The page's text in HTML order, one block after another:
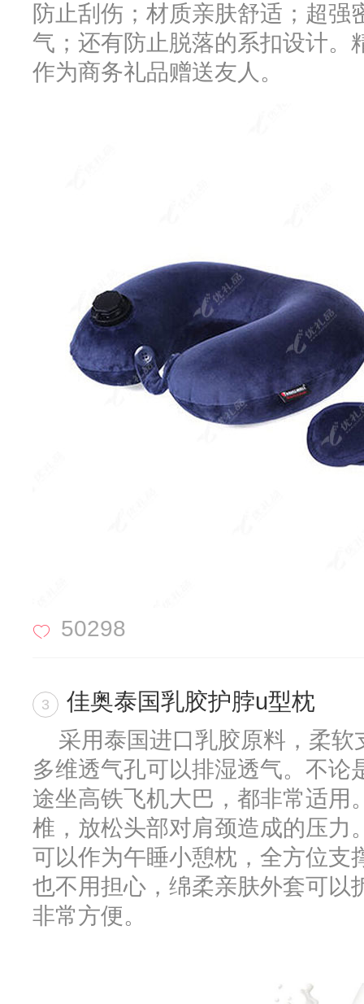
防止刮伤；材质亲肤舒适；超强
气；还有防止脱落的系扣设计。
作为商务礼品赠送友人。
50298
3 佳奥泰国乳胶护脖u型枕
采用泰国进口乳胶原料，柔软
多维透气孔可以排湿透气。不论
途坐高铁飞机大巴，都非常适用
椎，放松头部对肩颈造成的压力
可以作为午睡小憩枕，全方位支
也不用担心，绵柔亲肤外套可以
非常方便。